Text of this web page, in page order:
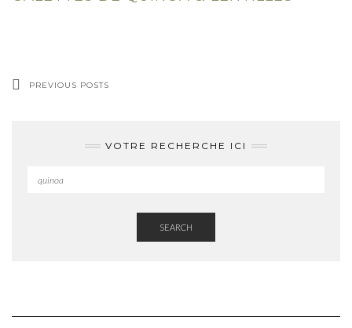
PREVIOUS POSTS
VOTRE RECHERCHE ICI
SEARCH